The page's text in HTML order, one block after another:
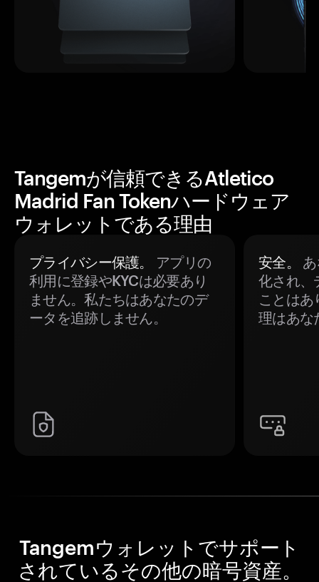
Tangemが信頼できるAtletico
Madrid Fan Tokenハードウェア
ウォレットである理由
プライバシー保護。
アプリの
利用に登録やKYCは必要あり
ません。私たちはあなたのデ
ータを追跡しません。
安全。
化され、
ことはあ
理はあな
Tangemウォレットでサポート
されているその他の暗号資産。